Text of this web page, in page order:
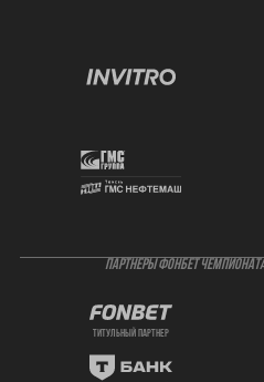
ПАРТНЕРЫ ФОНБЕТ
титульный партнер